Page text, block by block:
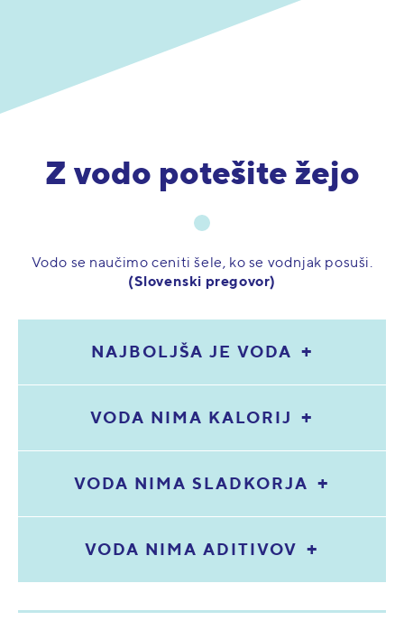
Z vodo potešite žejo
Vodo se naučimo ceniti šele, ko se vodnjak posuši.
(Slovenski pregovor)
NAJBOLJŠA JE VODA
VODA NIMA KALORIJ
VODA NIMA SLADKORJA
VODA NIMA ADITIVOV